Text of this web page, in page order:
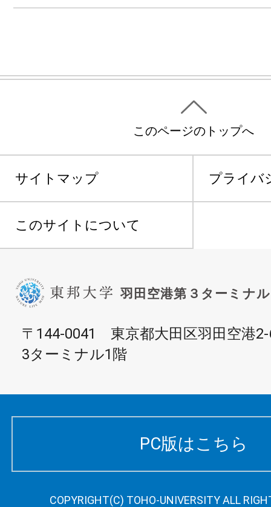
このページのトップへ
サイトマップ プライバ
このサイトについて
〒144-0041 東京都大田区羽田空港
3ターミナル1階
PC版はこちら
COPYRIGHT(C) TOHO-UNIVERSITY ALL